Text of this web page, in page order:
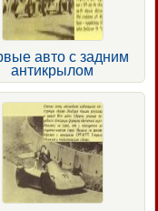
авто с задним
антикрылом